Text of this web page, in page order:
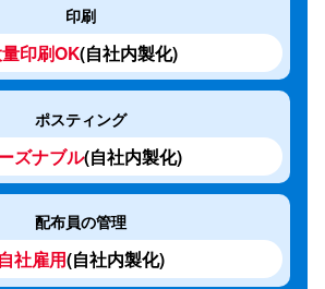
印刷
印刷OK(自社内製化)
ポスティング
ズナブル(自社内製化)
配布員の管理
自社雇用(自社内製化)